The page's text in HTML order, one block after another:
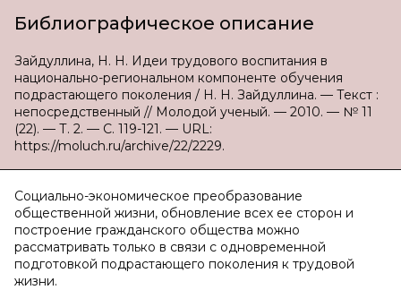
Библиографическое описание
Зайдуллина, Н. Н. Идеи трудового воспитания в
национально-региональном компоненте обучения
подрастающего поколения / Н. Н. Зайдуллина. — Текст :
непосредственный // Молодой ученый. — 2010. — № 11
(22). — Т. 2. — С. 119-121. — URL:
https://moluch.ru/archive/22/2229.
Социально-экономическое преобразование
общественной жизни, обновление всех ее сторон и
построение гражданского общества можно
рассматривать только в связи с одновременной
подготовкой подрастающего поколения к трудовой
жизни.